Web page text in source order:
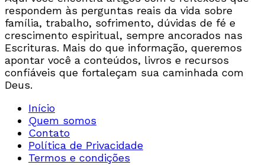
respondem às perguntas reais da vida sobre
família, trabalho, sofrimento, dúvidas de fé e
crescimento espiritual, sempre ancorados nas
Escrituras. Mais do que informação, queremos
apontar você a conteúdos, livros e recursos
confiáveis que fortaleçam sua caminhada com
Deus.
Início
Quem somos
Contato
Política de Privacidade
Termos e condições